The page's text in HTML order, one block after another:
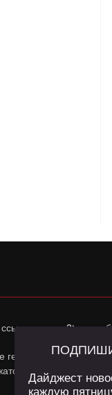
ссылка наapp2top.ru
в
Политике
Дайджест
каждую